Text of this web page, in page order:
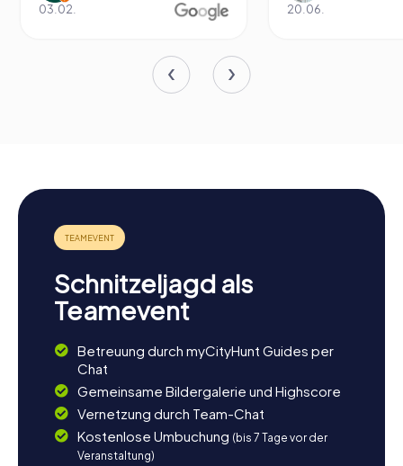
03.02. 20.06.
Schnitzeljagd als
Teamevent
Betreuung durch myCityHunt Guides per
Chat
Gemeinsame Bildergalerie und Highscore
Vernetzung durch Team-Chat
Kostenlose Umbuchung (bis 7 Tage vor der
Veranstaltung)